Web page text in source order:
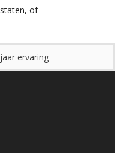
of
ervaring